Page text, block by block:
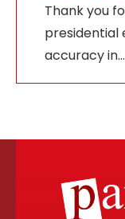
Thank you
presidential
accuracy in…